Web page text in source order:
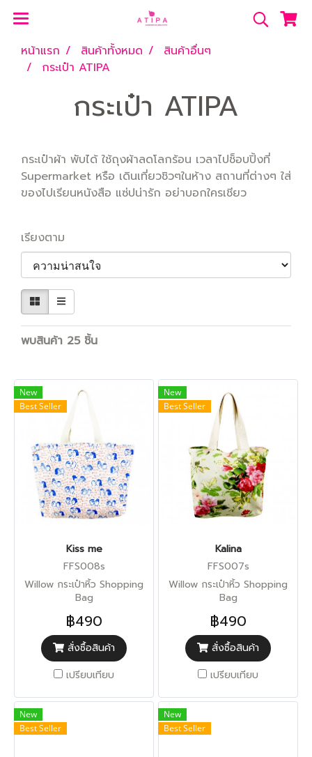
หน้าแรก สินค้าทั้งหมด
สินค้าอื่นๆ
กระเป๋า ATIPA
กระเป๋า ATIPA
กระเป๋าผ้า พับได้ ใช้ถุงผ้าลดโลกร้อน เวลาไปช็อบปิ้งที่
Supermarket หรือ เดินเที่ยวชิวๆในห้าง สถานที่ต่างๆ ใส่
ของไปเรียนหนังสือ แซ่ปน่ารัก อย่าบอกใครเชียว
เรียงตาม
พบสินค้า 25 ชิ้น
New
Best Seller
Kiss me
FFS008s
Willow กระเป๋าหิ้ว Shopping
Bag
฿490
สั่งซื้อสินค้า
เปรียบเทียบ
New
Best Seller
Kalina
FFS007s
Willow กระเป๋าหิ้ว Shopping
Bag
฿490
สั่งซื้อสินค้า
เปรียบเทียบ
New
Best Seller
New
Best Seller